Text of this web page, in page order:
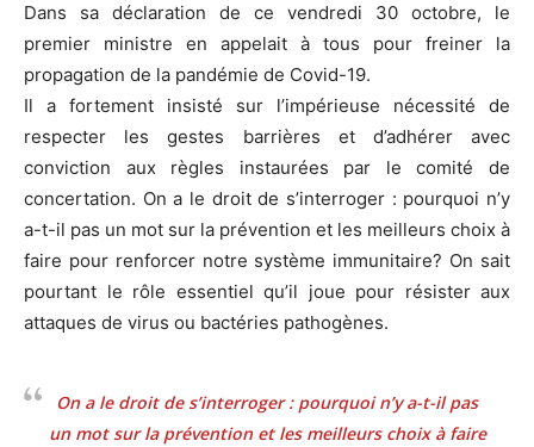
Dans sa déclaration de ce vendredi 30 octobre, le
premier ministre en appelait à tous pour freiner la
propagation de la pandémie de Covid-19.
Il a fortement insisté sur l’impérieuse nécessité de
respecter les gestes barrières et d’adhérer avec
conviction aux règles instaurées par le comité de
concertation. On a le droit de s’interroger : pourquoi n’y
a-t-il pas un mot sur la prévention et les meilleurs choix à
faire pour renforcer notre système immunitaire? On sait
pourtant le rôle essentiel qu’il joue pour résister aux
attaques de virus ou bactéries pathogènes.
On a le droit de s’interroger : pourquoi n’y a-t-il pas
un mot sur la prévention et les meilleurs choix à faire